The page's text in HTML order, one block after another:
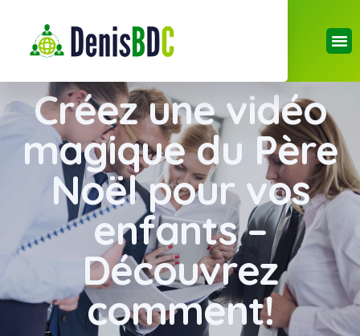
Créez une vidéo
magique du Père
Noël pour vos
enfants –
Découvrez
comment!